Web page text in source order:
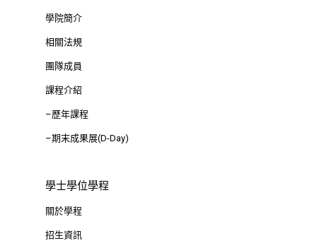
學院簡介
相關法規
團隊成員
課程介紹
–歷年課程
–期末成果展(D-Day)
學士學位學程
關於學程
招生資訊